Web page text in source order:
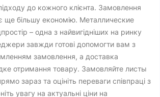
до кожного клієнта. Замовлення
ще більшу економію. Металлические
– одна з найвигідніших на ринку
завжди готові допомогти вам з
замовлення, а доставка
отримання товару. Замовляйте листы
зараз та оцініть переваги співпраці з
увагу на актуальні ціни на